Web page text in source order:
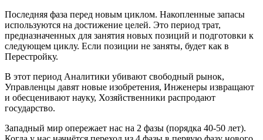
Последняя фаза перед новым циклом. Накопленные запасы
используются на достижение целей. Это период трат,
предназначенных для занятия новых позиций и подготовки к
следующем циклу. Если позиции не заняты, будет как в
Перестройку.
В этот период Аналитики убивают свободный рынок,
Управленцы давят новые изобретения, Инженеры извращают
и обесценивают науку, Хозяйственники распродают
государство.
Западный мир опережает нас на 2 фазы (порядка 40-50 лет).